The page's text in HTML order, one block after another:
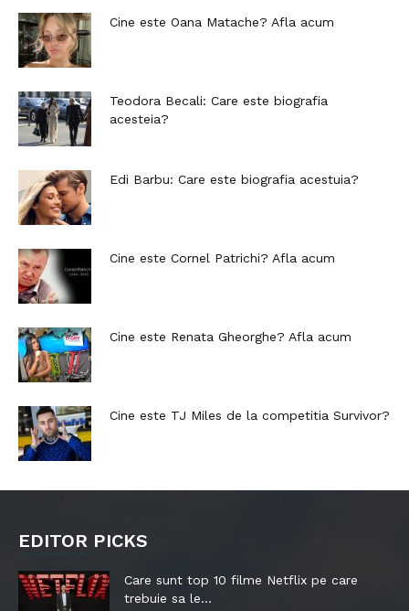
Cine este Oana Matache? Afla acum
Teodora Becali: Care este biografia
acesteia?
Edi Barbu: Care este biografia acestuia?
Cine este Cornel Patrichi? Afla acum
Cine este Renata Gheorghe? Afla acum
Cine este TJ Miles de la competitia Survivor?
EDITOR PICKS
Care sunt top 10 filme Netflix pe care
trebuie sa le...